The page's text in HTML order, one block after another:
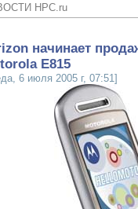
HPC.ru
начинает
E815
6 июля 2005 г, 07:51]